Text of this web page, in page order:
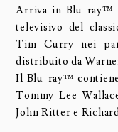
Arriva in Blu-ray™
televisivo del
Tim Curry nei
distribuito da
Il Blu-ray™
Tommy Lee
John Ritter e